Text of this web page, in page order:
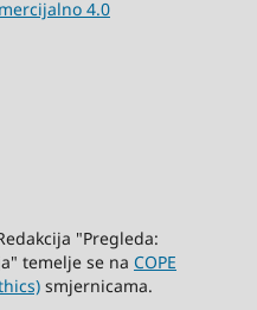
4.0
"Pregleda:
temelje se na COPE
smjernicama.